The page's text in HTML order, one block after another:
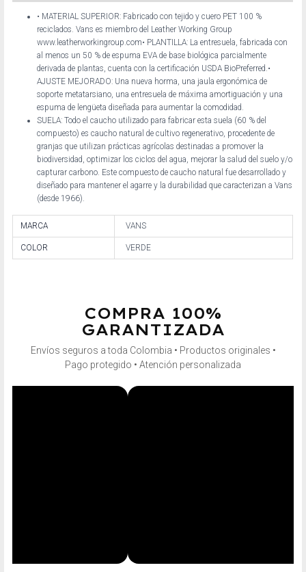
• MATERIAL SUPERIOR: Fabricado con tejido y cuero PET 100 %
reciclados. Vans es miembro del Leather Working Group
www.leatherworkingroup.com• PLANTILLA: La entresuela, fabricada con
al menos un 50 % de espuma EVA de base biológica parcialmente
derivada de plantas, cuenta con la certificación USDA BioPreferred.•
AJUSTE MEJORADO: Una nueva horma, una jaula ergonómica de
soporte metatarsiano, una entresuela de máxima amortiguación y una
espuma de lengüeta diseñada para aumentar la comodidad.
SUELA: Todo el caucho utilizado para fabricar esta suela (60 % del
compuesto) es caucho natural de cultivo regenerativo, procedente de
granjas que utilizan prácticas agrícolas destinadas a promover la
biodiversidad, optimizar los ciclos del agua, mejorar la salud del suelo y/o
capturar carbono. Este compuesto de caucho natural fue desarrollado y
diseñado para mantener el agarre y la durabilidad que caracterizan a Vans
(desde 1966).
MARCA VANS
COLOR VERDE
COMPRA 100%
GARANTIZADA
Envíos seguros a toda Colombia • Productos originales •
Pago protegido • Atención personalizada